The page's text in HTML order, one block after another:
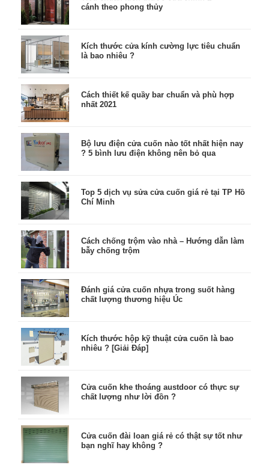
cánh theo phong thủy
Kích thước cửa kính cường lực tiêu chuẩn
là bao nhiêu ?
Cách thiết kế quầy bar chuẩn và phù hợp
nhất 2021
Bộ lưu điện cửa cuốn nào tốt nhất hiện nay
? 5 bình lưu điện không nên bỏ qua
Top 5 dịch vụ sửa cửa cuốn giá rẻ tại TP Hồ
Chí Minh
Cách chống trộm vào nhà – Hướng dẫn làm
bẫy chống trộm
Đánh giá cửa cuốn nhựa trong suốt hàng
chất lượng thương hiệu Úc
Kích thước hộp kỹ thuật cửa cuốn là bao
nhiêu ? [Giải Đáp]
Cửa cuốn khe thoáng austdoor có thực sự
chất lượng như lời đồn ?
Cửa cuốn đài loan giá rẻ có thật sự tốt như
bạn nghĩ hay không ?